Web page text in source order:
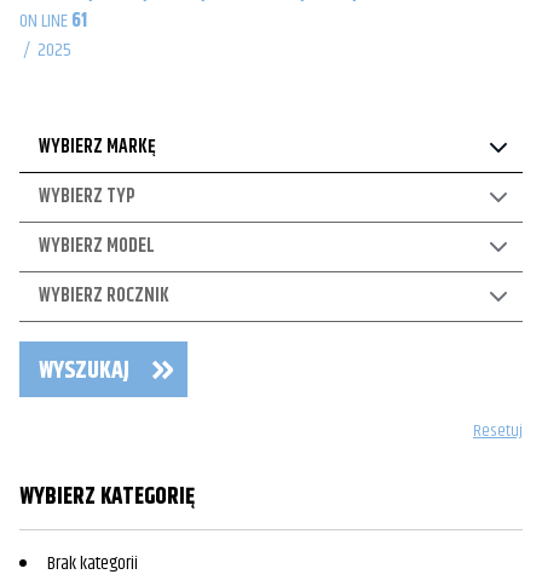
ON LINE61
/ 2025
WYBIERZ MARKĘ
WYBIERZ TYP
WYBIERZ MODEL
WYBIERZ ROCZNIK
WYSZUKAJ
Resetuj
WYBIERZ KATEGORIĘ
Brak kategorii